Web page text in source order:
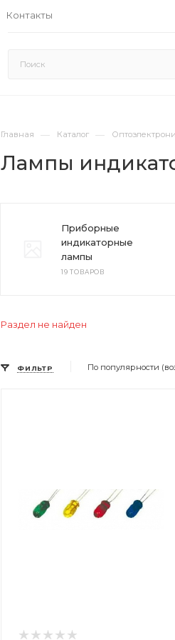
Контакты
Главная — Каталог —
Лампы
Приборные
индикаторные
лампы
19 ТОВАРОВ
Раздел не найден
ФИЛЬТР По популярности